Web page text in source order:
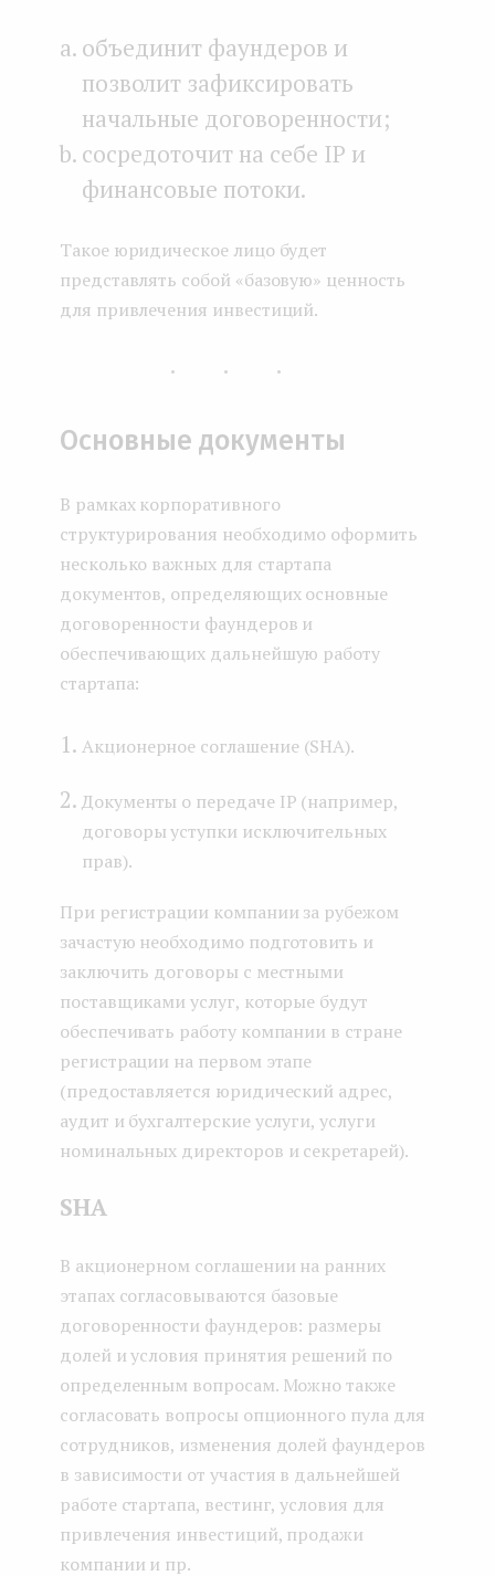
объединит фаундеров и
позволит зафиксировать
начальные договоренности;
сосредоточит на себе IP и
финансовые потоки.
Такое юридическое лицо будет
представлять собой «базовую» ценность
для привлечения инвестиций.
...
Основные документы
В рамках корпоративного
структурирования необходимо оформить
несколько важных для стартапа
документов, определяющих основные
договоренности фаундеров и
обеспечивающих дальнейшую работу
стартапа:
Акционерное соглашение (SHA).
Документы о передаче IP (например,
договоры уступки исключительных
прав).
При регистрации компании за рубежом
зачастую необходимо подготовить и
заключить договоры с местными
поставщиками услуг, которые будут
обеспечивать работу компании в стране
регистрации на первом этапе
(предоставляется юридический адрес,
аудит и бухгалтерские услуги, услуги
номинальных директоров и секретарей).
SHA
В акционерном соглашении на ранних
этапах согласовываются базовые
договоренности фаундеров: размеры
долей и условия принятия решений по
определенным вопросам. Можно также
согласовать вопросы опционного пула для
сотрудников, изменения долей фаундеров
в зависимости от участия в дальнейшей
работе стартапа, вестинг, условия для
привлечения инвестиций, продажи
компании и пр.